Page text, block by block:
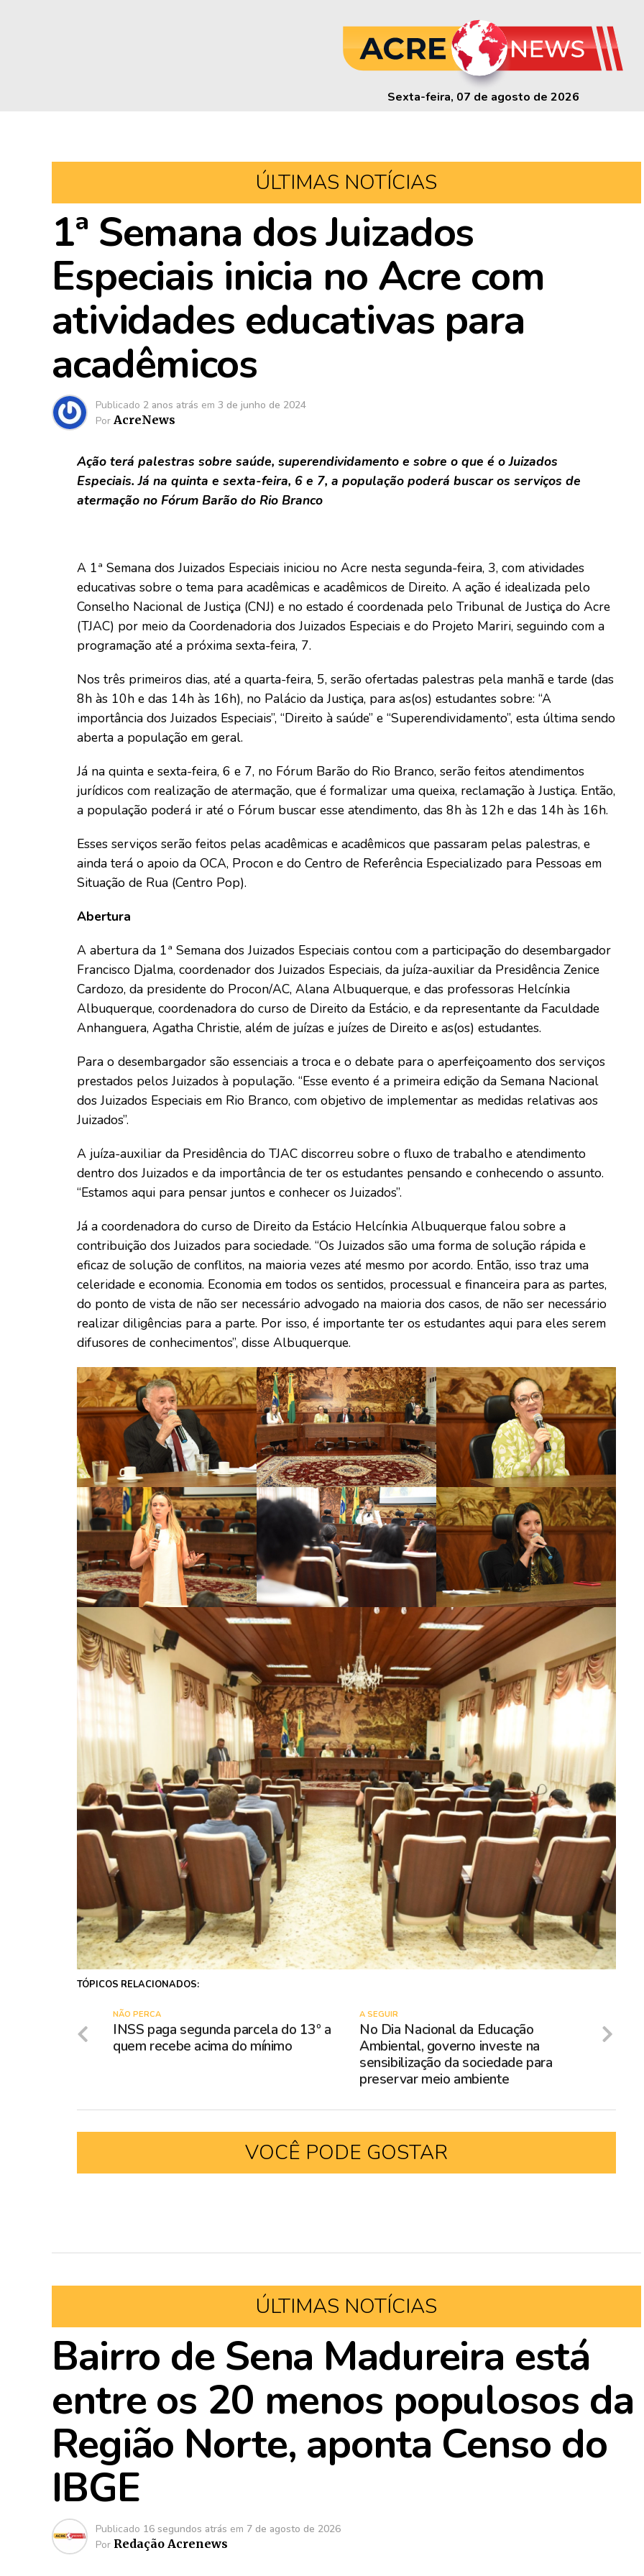
Sexta-feira, 07 de agosto de 2026
ÚLTIMAS NOTÍCIAS
1ª Semana dos Juizados
Especiais inicia no Acre com
atividades educativas para
acadêmicos
Publicado 2 anos atrás em 3 de junho de 2024
Por AcreNews
Ação terá palestras sobre saúde, superendividamento e sobre o que é o Juizados
Especiais. Já na quinta e sexta-feira, 6 e 7, a população poderá buscar os serviços de
atermação no Fórum Barão do Rio Branco
A 1ª Semana dos Juizados Especiais iniciou no Acre nesta segunda-feira, 3, com atividades
educativas sobre o tema para acadêmicas e acadêmicos de Direito. A ação é idealizada pelo
Conselho Nacional de Justiça (CNJ) e no estado é coordenada pelo Tribunal de Justiça do Acre
(TJAC) por meio da Coordenadoria dos Juizados Especiais e do Projeto Mariri, seguindo com a
programação até a próxima sexta-feira, 7.
Nos três primeiros dias, até a quarta-feira, 5, serão ofertadas palestras pela manhã e tarde (das
8h às 10h e das 14h às 16h), no Palácio da Justiça, para as(os) estudantes sobre: “A
importância dos Juizados Especiais”, “Direito à saúde” e “Superendividamento”, esta última sendo
aberta a população em geral.
Já na quinta e sexta-feira, 6 e 7, no Fórum Barão do Rio Branco, serão feitos atendimentos
jurídicos com realização de atermação, que é formalizar uma queixa, reclamação à Justiça. Então,
a população poderá ir até o Fórum buscar esse atendimento, das 8h às 12h e das 14h às 16h.
Esses serviços serão feitos pelas acadêmicas e acadêmicos que passaram pelas palestras, e
ainda terá o apoio da OCA, Procon e do Centro de Referência Especializado para Pessoas em
Situação de Rua (Centro Pop).
Abertura
A abertura da 1ª Semana dos Juizados Especiais contou com a participação do desembargador
Francisco Djalma, coordenador dos Juizados Especiais, da juíza-auxiliar da Presidência Zenice
Cardozo, da presidente do Procon/AC, Alana Albuquerque, e das professoras Helcínkia
Albuquerque, coordenadora do curso de Direito da Estácio, e da representante da Faculdade
Anhanguera, Agatha Christie, além de juízas e juízes de Direito e as(os) estudantes.
Para o desembargador são essenciais a troca e o debate para o aperfeiçoamento dos serviços
prestados pelos Juizados à população. “Esse evento é a primeira edição da Semana Nacional
dos Juizados Especiais em Rio Branco, com objetivo de implementar as medidas relativas aos
Juizados”.
A juíza-auxiliar da Presidência do TJAC discorreu sobre o fluxo de trabalho e atendimento
dentro dos Juizados e da importância de ter os estudantes pensando e conhecendo o assunto.
“Estamos aqui para pensar juntos e conhecer os Juizados”.
Já a coordenadora do curso de Direito da Estácio Helcínkia Albuquerque falou sobre a
contribuição dos Juizados para sociedade. “Os Juizados são uma forma de solução rápida e
eficaz de solução de conflitos, na maioria vezes até mesmo por acordo. Então, isso traz uma
celeridade e economia. Economia em todos os sentidos, processual e financeira para as partes,
do ponto de vista de não ser necessário advogado na maioria dos casos, de não ser necessário
realizar diligências para a parte. Por isso, é importante ter os estudantes aqui para eles serem
difusores de conhecimentos”, disse Albuquerque.
TÓPICOS RELACIONADOS:
A SEGUIR
No Dia Nacional da Educação
Ambiental, governo investe na
sensibilização da sociedade para
preservar meio ambiente
NÃO PERCA
INSS paga segunda parcela do 13º a
quem recebe acima do mínimo
VOCÊ PODE GOSTAR
ÚLTIMAS NOTÍCIAS
Bairro de Sena Madureira está
entre os 20 menos populosos da
Região Norte, aponta Censo do
IBGE
Publicado 16 segundos atrás em 7 de agosto de 2026
Por Redação Acrenews